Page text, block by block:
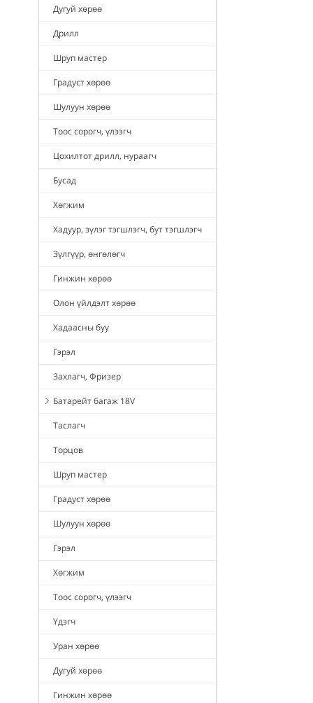
Дугуй хөрөө
Дрилл
Шруп мастер
Градуст хөрөө
Шулуун хөрөө
Тоос сорогч, үлээгч
Цохилтот дрилл, нураагч
Бусад
Хөгжим
Хадуур, зүлэг тэгшлэгч, бут тэгшлэгч
Зүлгүүр, өнгөлөгч
Гинжин хөрөө
Олон үйлдэлт хөрөө
Хадаасны буу
Гэрэл
Захлагч, Фризер
Батарейт багаж 18V
Таслагч
Торцов
Шруп мастер
Градуст хөрөө
Шулуун хөрөө
Гэрэл
Хөгжим
Тоос сорогч, үлээгч
Үдэгч
Уран хөрөө
Дугуй хөрөө
Гинжин хөрөө